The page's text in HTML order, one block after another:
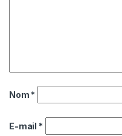
Nom *
E-mail *